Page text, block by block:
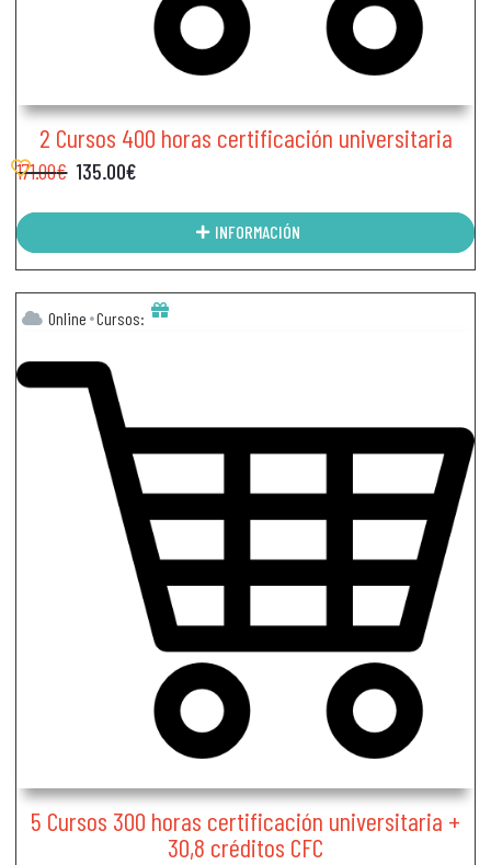
2 Cursos 400 horas certificación universitaria
171.00€ 135.00€
INFORMACIÓN
Online Cursos:
5 Cursos 300 horas certificación universitaria +
30,8 créditos CFC